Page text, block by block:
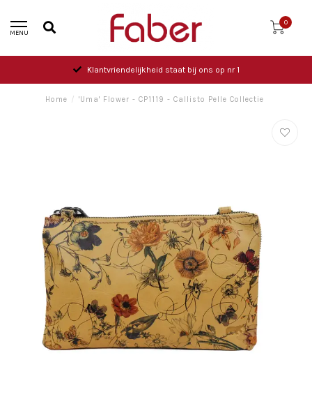
MENU
0
Klantvriendelijkheid staat bij ons op nr 1
Home / 'Uma' Flower - CP1119 - Callisto Pelle Collectie